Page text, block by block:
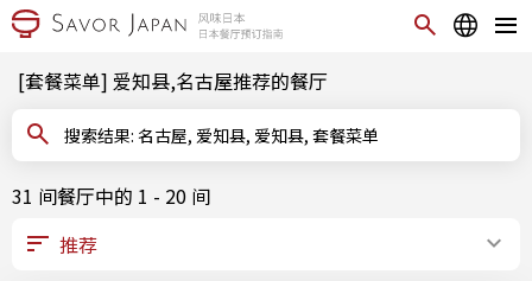
[套餐菜单] 爱知县,名古屋推荐的餐厅
搜索结果: 名古屋, 爱知县, 爱知县, 套餐菜单
31 间餐厅中的 1 - 20 间